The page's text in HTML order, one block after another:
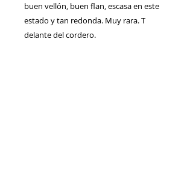
buen vellón, buen flan, escasa en este
estado y tan redonda. Muy rara. T
delante del cordero.